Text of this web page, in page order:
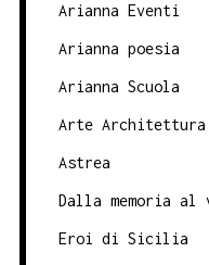
Arianna Eventi
Arianna poesia
Arianna Scuola
Arte
Astrea
Dalla memoria al
Eroi di Sicilia